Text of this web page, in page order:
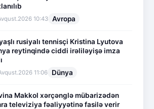
10:43 Avropa
rusiyalı tennisçi Kristina Lyutova
reytinqində ciddi irəliləyişə imza
11:06 Dünya
Makkol xərçənglə mübarizədən
televiziya fəaliyyətinə fasilə verir